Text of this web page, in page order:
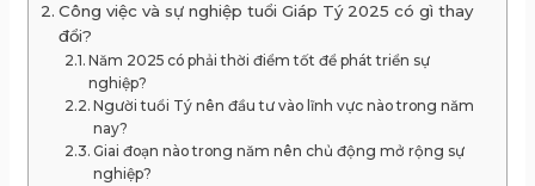
Công việc và sự nghiệp tuổi Giáp Tý 2025 có gì thay
đổi?
Năm 2025 có phải thời điểm tốt để phát triển sự
nghiệp?
Người tuổi Tý nên đầu tư vào lĩnh vực nào trong năm
nay?
Giai đoạn nào trong năm nên chủ động mở rộng sự
nghiệp?